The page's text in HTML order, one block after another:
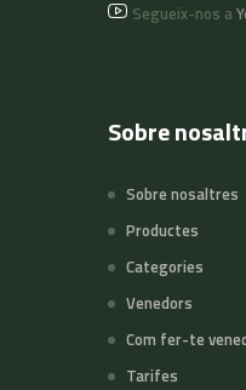
Segueix-nos a
Sobre
Sobre nosaltres
Productes
Categories
Venedors
Com fer-te
Tarifes